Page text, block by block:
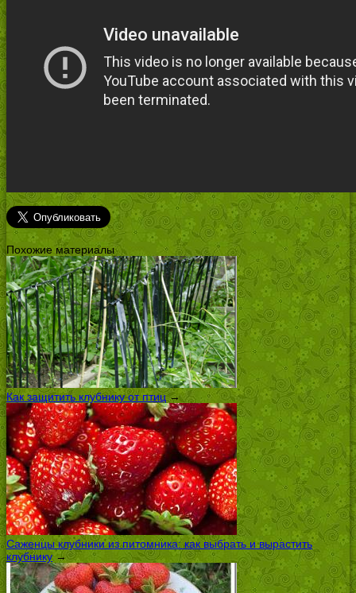
Похожие материалы
Как защитить клубнику от птиц→
Саженцы клубники из питомника: как выбрать и вырастить
клубнику →